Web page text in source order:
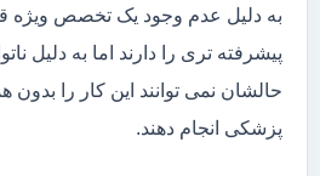
به دلیل عدم وجود یک تخصص ویژه
پیشرفته تری را دارند اما به دلیل
حالشان نمی توانند این کار را
پزشکی انجام دهند.